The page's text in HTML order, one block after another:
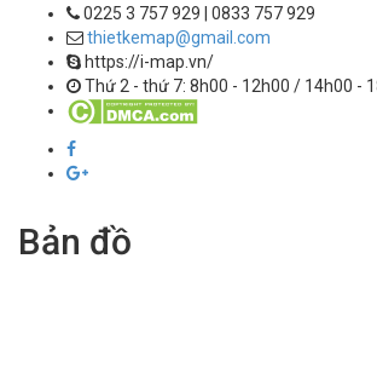
0225 3 757 929 | 0833 757 929
thietkemap@gmail.com
https://i-map.vn/
Thứ 2 - thứ 7: 8h00 - 12h00 / 14h00 -
Bản đồ